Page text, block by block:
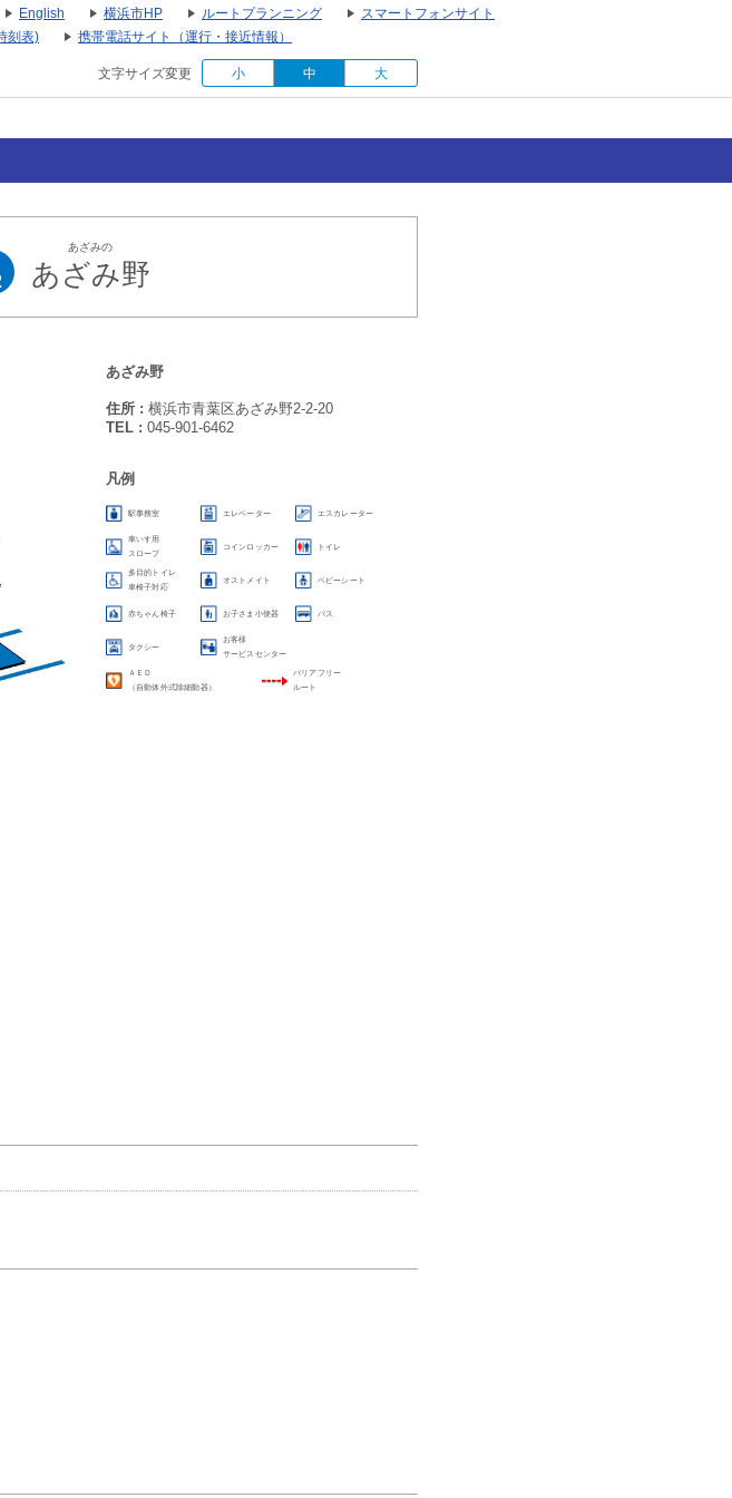
English 横浜市HP ルートプランニング
スマートフォンサイト
刻表) 携帯電話サイト（運行・接近情報）
文字サイズ変更 小 中 大
あざみの
あざみ野
あざみ野
住所 : 横浜市青葉区あざみ野2-2-20
TEL : 045-901-6462
凡例
駅事務室 エレベーター エスカレーター
車いす用
スロープ
コインロッカー トイレ
多目的トイレ
車椅子対応
オストメイト ベビーシート
赤ちゃん椅子 お子さま小便器 バス
タクシー
お客様
サービスセンター
ＡＥＤ
（自動体外式除細動器）
バリアフリー
ルート